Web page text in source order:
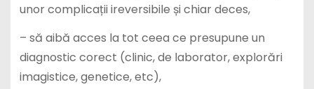
unor complicații ireversibile și chiar deces,
– să aibă acces la tot ceea ce presupune un
diagnostic corect (clinic, de laborator, explorări
imagistice, genetice, etc),